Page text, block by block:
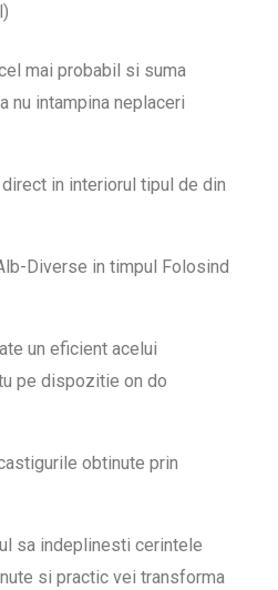
mai probabil si suma
nu intampina neplaceri
in interiorul tipul de din
Diverse in timpul Folosind
un eficient acelui
pe dispozitie on do
obtinute prin
sa indeplinesti cerintele
si practic vei transforma